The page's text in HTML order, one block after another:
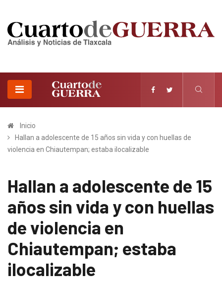
Inicio
Hallan a adolescente de 15 años sin vida y con huellas de
violencia en Chiautempan; estaba ilocalizable
Hallan a adolescente de 15
años sin vida y con huellas
de violencia en
Chiautempan; estaba
ilocalizable